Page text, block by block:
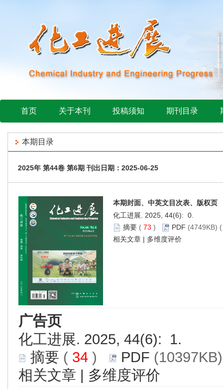
首页 关于本刊 投稿须知 期刊目录
本期目录
2025年 第44卷 第6期 刊出日期：2025-06-25
本期封面、中英文目次表、版权页
化工进展. 2025, 44(6): 0.
摘要 ( 73 ) PDF (4749KB) (
相关文章 | 多维度评价
广告页
化工进展. 2025, 44(6): 1.
摘要 ( 34 ) PDF
相关文章 | 多维度评价